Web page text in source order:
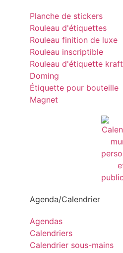
Planche de stickers
Rouleau d'étiquettes
Rouleau finition de luxe
Rouleau inscriptible
Rouleau d'étiquette kraft
Doming
Étiquette pour bouteille
Magnet
Agenda/Calendrier
Agendas
Calendriers
Calendrier sous-mains